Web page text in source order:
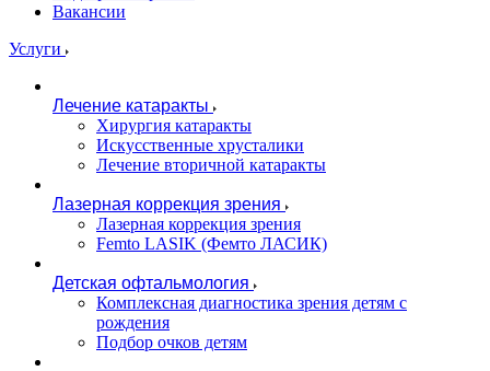
Вакансии
Услуги
Лечение катаракты
Хирургия катаракты
Искусственные хрусталики
Лечение вторичной катаракты
Лазерная коррекция зрения
Лазерная коррекция зрения
Femto LASIK (Фемто ЛАСИК)
Детская офтальмология
Комплексная диагностика зрения детям c
рождения
Подбор очков детям